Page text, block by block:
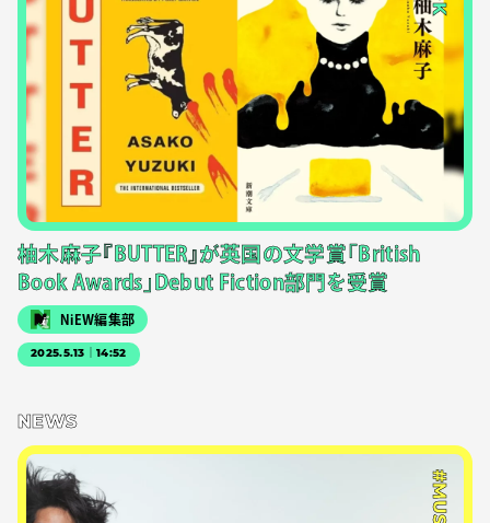
柚木麻子『BUTTER』が英国の文学賞「British
Book Awards」Debut Fiction部門を受賞
NiEW編集部
2025.5.13｜14:52
NEWS
#MUSIC